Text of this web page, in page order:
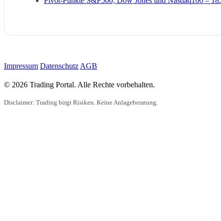
Impressum Datenschutz AGB
© 2026 Trading Portal. Alle Rechte vorbehalten.
Disclaimer: Trading birgt Risiken. Keine Anlageberatung.